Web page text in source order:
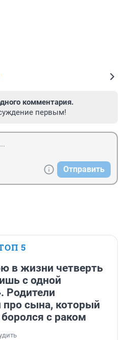
комментария.
первым!
Отправить
5
в жизни четверть
с одной
Родители
про сына, который
с раком